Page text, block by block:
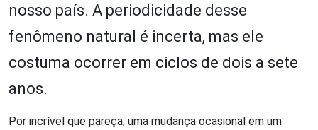
nosso país. A periodicidade desse
fenômeno natural é incerta, mas ele
costuma ocorrer em ciclos de dois a sete
anos.
Por incrível que pareça, uma mudança ocasional em um